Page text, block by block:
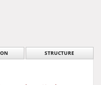
STRUCTURE